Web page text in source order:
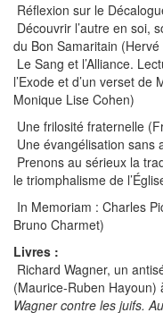
Réflexion sur le
Découvrir l’autre en soi,
du Bon Samaritain
Le Sang et l’Alliance.
l’Exode et d’un verset
Monique Lise Cohen)
Une frilosité fraternelle
Une évangélisation sans
Prenons au sérieux la
le triomphalisme de
In Memoriam : Charles
Bruno Charmet)
Livres :
Richard Wagner, un
(Maurice-Ruben Hayoun)
Wagner contre les juifs.